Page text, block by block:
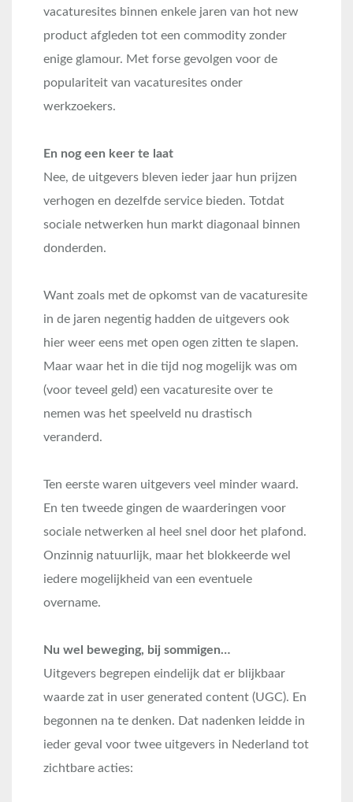
vacaturesites binnen enkele jaren van hot new
product afgleden tot een commodity zonder
enige glamour. Met forse gevolgen voor de
populariteit van vacaturesites onder
werkzoekers.
En nog een keer te laat
Nee, de uitgevers bleven ieder jaar hun prijzen
verhogen en dezelfde service bieden. Totdat
sociale netwerken hun markt diagonaal binnen
donderden.
Want zoals met de opkomst van de vacaturesite
in de jaren negentig hadden de uitgevers ook
hier weer eens met open ogen zitten te slapen.
Maar waar het in die tijd nog mogelijk was om
(voor teveel geld) een vacaturesite over te
nemen was het speelveld nu drastisch
veranderd.
Ten eerste waren uitgevers veel minder waard.
En ten tweede gingen de waarderingen voor
sociale netwerken al heel snel door het plafond.
Onzinnig natuurlijk, maar het blokkeerde wel
iedere mogelijkheid van een eventuele
overname.
Nu wel beweging, bij sommigen…
Uitgevers begrepen eindelijk dat er blijkbaar
waarde zat in user generated content (UGC). En
begonnen na te denken. Dat nadenken leidde in
ieder geval voor twee uitgevers in Nederland tot
zichtbare acties: